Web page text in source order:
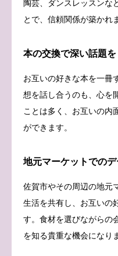
陶芸、ダンスレッスンな
とで、信頼関係が築かれ
本の交換で深い話題を
お互いの好きな本を一冊
想を話し合うのも、心を
ことは多く、お互いの内
ができます。
地元マーケットでのデ
佐賀市やその周辺の地元
生活を共有し、お互いの
す。食材を選びながらの
を知る貴重な機会になり